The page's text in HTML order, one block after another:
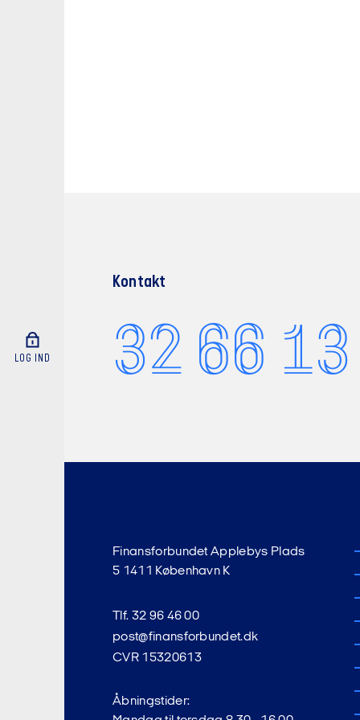
LOG IND
Kontakt
32 66
Finansforbundet Applebys Plads
5 1411 København K
Tlf. 32 96 46 00
post@finansforbundet.dk
CVR 15320613
Åbningstider: